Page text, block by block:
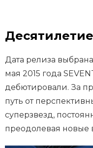
Дата релиза
мая 2015 года
дебютировали. За
путь от
суперзвезд,
преодолевая